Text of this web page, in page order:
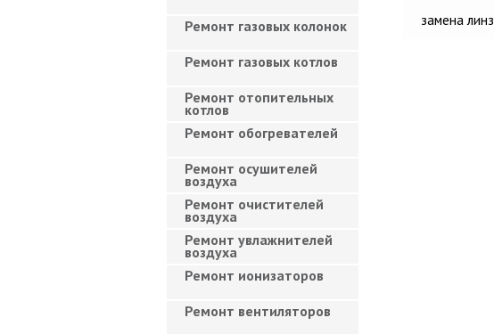
замена линз
Ремонт газовых колонок
Ремонт газовых котлов
Ремонт отопительных
котлов
Ремонт обогревателей
Ремонт осушителей
воздуха
Ремонт очистителей
воздуха
Ремонт увлажнителей
воздуха
Ремонт ионизаторов
Ремонт вентиляторов